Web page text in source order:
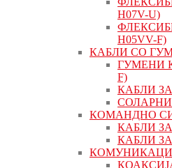
H07V-U)
H05VV-F)
КАБЛИ СО
ГУМЕНИ
F)
КАБЛИ
СОЛАРНИ
КОМАНДНО
КАБЛИ
КАБЛИ